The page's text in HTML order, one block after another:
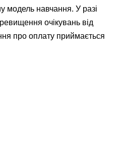
модель навчання. У разі
очікувань від
про оплату приймається